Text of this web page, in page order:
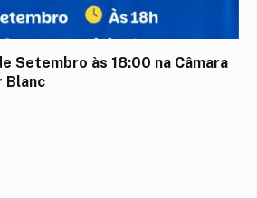
Setembro às 18:00 na Câmara
Blanc